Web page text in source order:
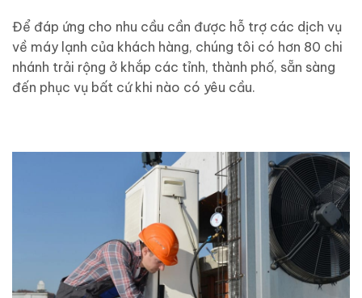
Để đáp ứng cho nhu cầu cần được hỗ trợ các dịch vụ
về máy lạnh của khách hàng, chúng tôi có hơn 80 chi
nhánh trải rộng ở khắp các tỉnh, thành phố, sẵn sàng
đến phục vụ bất cứ khi nào có yêu cầu.